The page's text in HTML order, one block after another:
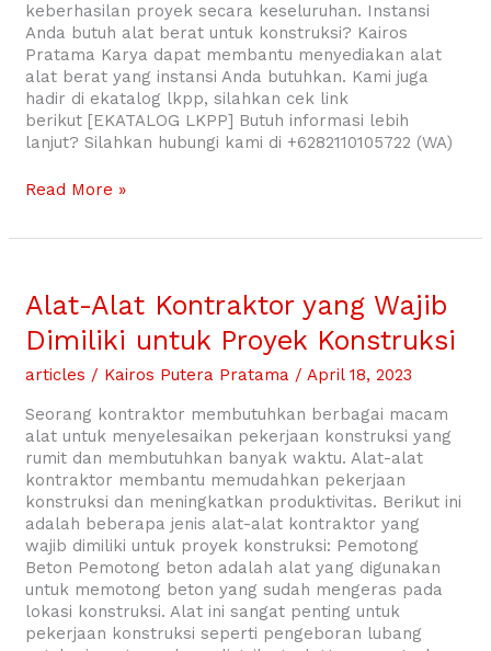
keberhasilan proyek secara keseluruhan. Instansi
Anda butuh alat berat untuk konstruksi? Kairos
Pratama Karya dapat membantu menyediakan alat
alat berat yang instansi Anda butuhkan. Kami juga
hadir di ekatalog lkpp, silahkan cek link
berikut [EKATALOG LKPP] Butuh informasi lebih
lanjut? Silahkan hubungi kami di +6282110105722 (WA)
Read More »
Alat-Alat Kontraktor yang Wajib
Dimiliki untuk Proyek Konstruksi
articles / Kairos Putera Pratama /April 18, 2023
Seorang kontraktor membutuhkan berbagai macam
alat untuk menyelesaikan pekerjaan konstruksi yang
rumit dan membutuhkan banyak waktu. Alat-alat
kontraktor membantu memudahkan pekerjaan
konstruksi dan meningkatkan produktivitas. Berikut ini
adalah beberapa jenis alat-alat kontraktor yang
wajib dimiliki untuk proyek konstruksi: Pemotong
Beton Pemotong beton adalah alat yang digunakan
untuk memotong beton yang sudah mengeras pada
lokasi konstruksi. Alat ini sangat penting untuk
pekerjaan konstruksi seperti pengeboran lubang
Alat
Kontraktor
yang
Dimiliki
untuk
Proyek
Konstruksi